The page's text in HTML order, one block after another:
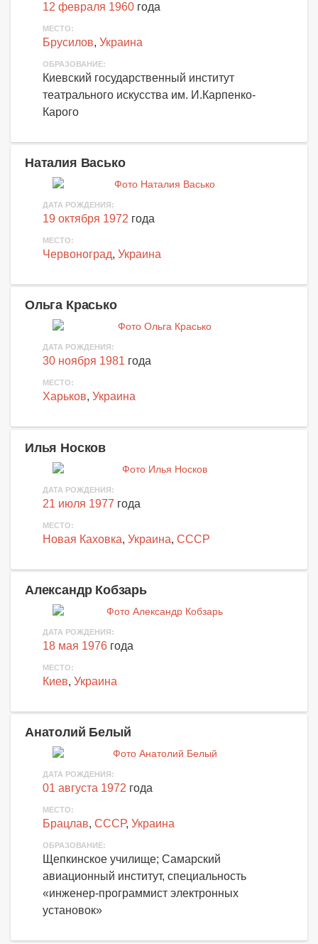
12 февраля 1960 года
МЕСТО:
Брусилов, Украина
ОБРАЗОВАНИЕ:
Киевский государственный институт
театрального искусства им. И.Карпенко-
Карого
Наталия Васько
ДАТА РОЖДЕНИЯ:
19 октября 1972 года
МЕСТО:
Червоноград, Украина
Ольга Красько
ДАТА РОЖДЕНИЯ:
30 ноября 1981 года
МЕСТО:
Харьков, Украина
Илья Носков
ДАТА РОЖДЕНИЯ:
21 июля 1977 года
МЕСТО:
Новая Каховка, Украина, СССР
Александр Кобзарь
ДАТА РОЖДЕНИЯ:
18 мая 1976 года
МЕСТО:
Киев, Украина
Анатолий Белый
ДАТА РОЖДЕНИЯ:
01 августа 1972 года
МЕСТО:
Брацлав, СССР, Украина
ОБРАЗОВАНИЕ:
Щепкинское училище; Самарский
авиационный институт, специальность
«инженер-программист электронных
установок»